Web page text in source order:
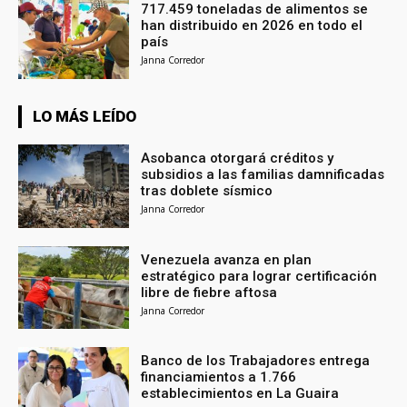
717.459 toneladas de alimentos se
han distribuido en 2026 en todo el
país
Janna Corredor
LO MÁS LEÍDO
Asobanca otorgará créditos y
subsidios a las familias damnificadas
tras doblete sísmico
Janna Corredor
Venezuela avanza en plan
estratégico para lograr certificación
libre de fiebre aftosa
Janna Corredor
Banco de los Trabajadores entrega
financiamientos a 1.766
establecimientos en La Guaira